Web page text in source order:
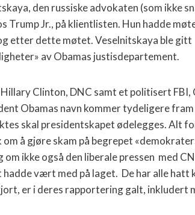
den russiske advokaten (som ikke
Trump Jr., på klientlisten. Hun hadde
etter dette møtet. Veselnitskaya ble gitt
av Obamas justisdepartement.
Hillary Clinton, DNC samt et politisert FBI,
Obamas navn kommer tydeligere
skal presidentskapet ødelegges. Alt
å gjøre skam på begrepet
ikke også den liberale pressen med
hadde vært med på laget. De har alle hatt
er i deres rapportering galt, inkludert